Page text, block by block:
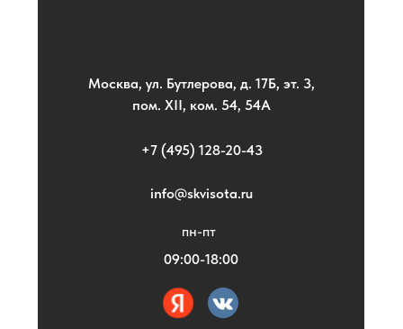
+7 (495) 128-20-43
info@skvisota.ru
Москва, ул. Бутлерова, д. 17Б, эт. 3,
пом. XII, ком. 54, 54А
пн-пт
09:00-18:00